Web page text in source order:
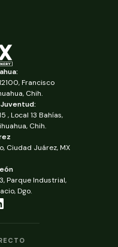
Francisco
Chih.
Juventud:
, Local 13 Bahías,
Chih.
Ciudad Juárez, MX
Parque Industrial,
Dgo.